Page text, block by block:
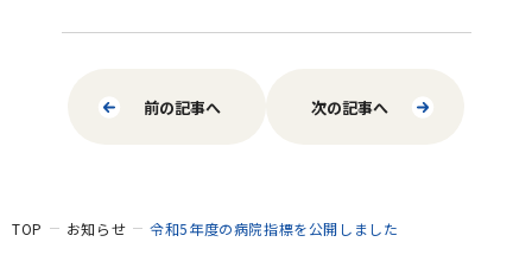
前の記事へ 次の記事へ
TOP お知らせ 令和5年度の病院指標を公開しました